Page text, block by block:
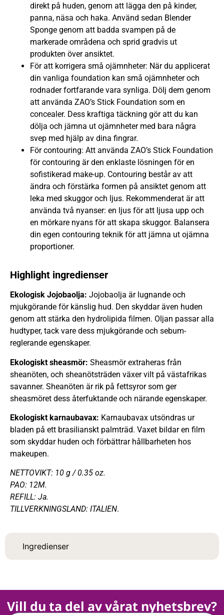
Ingredienser
direkt på huden, genom att lägga den på kinder,
panna, näsa och haka. Använd sedan Blender
Sponge genom att badda svampen på de
markerade områdena och sprid gradvis ut
produkten över ansiktet.
För att korrigera små ojämnheter: När du applicerat
din vanliga foundation kan små ojämnheter och
rodnader fortfarande vara synliga. Dölj dem genom
att använda ZAO’s Stick Foundation som en
concealer. Dess kraftiga täckning gör att du kan
dölja och jämna ut ojämnheter med bara några
svep med hjälp av dina fingrar.
För contouring: Att använda ZAO’s Stick Foundation
för contouring är den enklaste lösningen för en
sofistikerad make-up. Contouring består av att
ändra och förstärka formen på ansiktet genom att
leka med skuggor och ljus. Rekommenderat är att
använda två nyanser: en ljus för att ljusa upp och
en mörkare nyans för att skapa skuggor. Balansera
din egen contouring teknik för att jämna ut ojämna
proportioner.
Highlight ingredienser
Ekologisk Jojobaolja: Jojobaolja är lugnande och
mjukgörande för känslig hud. Den skyddar även huden
genom att stärka den hydrolipida filmen. Oljan passar alla
hudtyper, tack vare dess mjukgörande och sebum-
reglerande egenskaper.
Ekologiskt sheasmör: Sheasmör extraheras från
sheanöten, och sheanötsträden växer vilt på västafrikas
savanner. Sheanöten är rik på fettsyror som ger
sheasmöret dess återfuktande och närande egenskaper.
Ekologiskt karnaubavax: Karnaubavax utsöndras ur
bladen på ett brasilianskt palmträd. Vaxet bildar en film
som skyddar huden och förbättrar hållbarheten hos
makeupen.
NETTOVIKT: 10 g / 0.35 oz.
PAO: 12M.
REFILL: Ja.
TILLVERKNINGSLAND: ITALIEN.
Vill du ta del av vårat nyhetsbrev?